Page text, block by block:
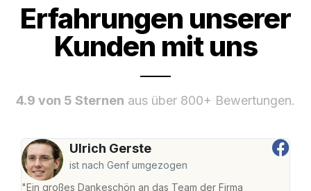
Erfahrungen unserer
Kunden mit uns
4.9 von 5 Sternen aus über 800+ Bewertungen.
Ulrich Gerste
ist nach Genf umgezogen
"Ein großes Dankeschön an das Team der Firma